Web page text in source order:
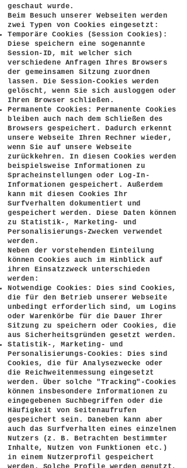
geschaut wurde.
Beim Besuch unserer Webseiten werden
zwei Typen von Cookies eingesetzt:
Temporäre Cookies (Session Cookies):
Diese speichern eine sogenannte
Session-ID, mit welcher sich
verschiedene Anfragen Ihres Browsers
der gemeinsamen Sitzung zuordnen
lassen. Die Session-Cookies werden
gelöscht, wenn Sie sich ausloggen oder
Ihren Browser schließen.
Permanente Cookies: Permanente Cookies
bleiben auch nach dem Schließen des
Browsers gespeichert. Dadurch erkennt
unsere Webseite Ihren Rechner wieder,
wenn Sie auf unsere Webseite
zurückkehren. In diesen Cookies werden
beispielsweise Informationen zu
Spracheinstellungen oder Log-In-
Informationen gespeichert. Außerdem
kann mit diesen Cookies Ihr
Surfverhalten dokumentiert und
gespeichert werden. Diese Daten können
zu Statistik-, Marketing- und
Personalisierungs-Zwecken verwendet
werden.
Neben der vorstehenden Einteilung
können Cookies auch im Hinblick auf
ihren Einsatzzweck unterschieden
werden:
Notwendige Cookies: Dies sind Cookies,
die für den Betrieb unserer Webseite
unbedingt erforderlich sind, um Logins
oder Warenkörbe für die Dauer Ihrer
Sitzung zu speichern oder Cookies, die
aus Sicherheitsgründen gesetzt werden.
Statistik-, Marketing- und
Personalisierungs-Cookies: Dies sind
Cookies, die für Analysezwecke oder
die Reichweitenmessung eingesetzt
werden. Über solche "Tracking"-Cookies
können insbesondere Informationen zu
eingegebenen Suchbegriffen oder die
Häufigkeit von Seitenaufrufen
gespeichert sein. Daneben kann aber
auch das Surfverhalten eines einzelnen
Nutzers (z. B. Betrachten bestimmter
Inhalte, Nutzen von Funktionen etc.)
in einem Nutzerprofil gespeichert